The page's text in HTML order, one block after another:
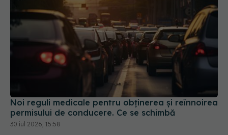
Noi reguli medicale pentru obținerea și reînnoirea
permisului de conducere. Ce se schimbă
30 iul 2026, 15:58